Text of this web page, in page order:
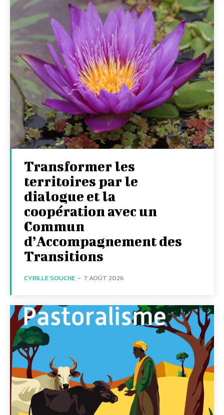
Transformer les
territoires par le
dialogue et la
coopération avec un
Commun
d’Accompagnement des
Transitions
CYRILLE SOUCHE - 7 AOÛT 2026